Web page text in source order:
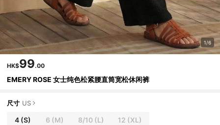
1/6
HK$99.00
EMERY ROSE 女士纯色松紧腰直筒宽松休闲裤
尺寸 US
4 (S) 6 (M) 8/10(L) 12 (XL)